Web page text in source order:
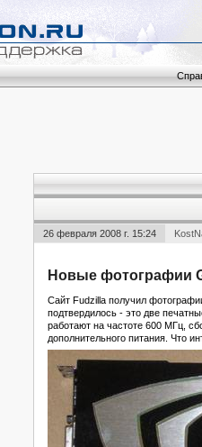
26 февраля 2008 г. 15:24
Новые фотографии
Сайт Fudzilla получил
подтвердилось - это две
работают на частоте 600 МГц,
дополнительного питания. Что